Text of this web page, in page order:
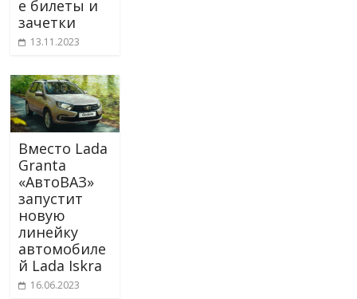
е билеты и
зачетки
13.11.2023
Вместо Lada
Granta
«АвтоВАЗ»
запустит
новую
линейку
автомобиле
й Lada Iskra
16.06.2023